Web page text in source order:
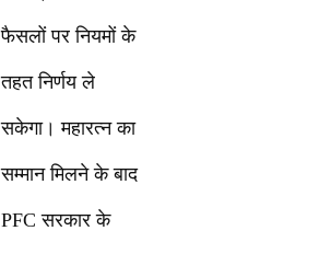
फैसलों पर नियमों के
तहत निर्णय ले
सकेगा। महारत्न का
सम्मान मिलने के बाद
PFC सरकार के